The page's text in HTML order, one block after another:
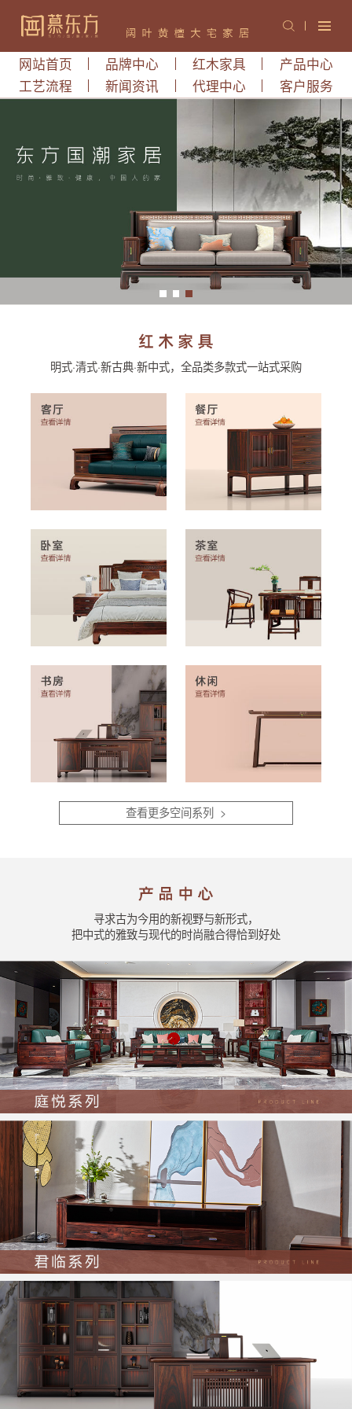
网站首页 品牌中心 红木家具
产品中心
工艺流程
新闻资讯 代理中心 客户服务
明式·清式·新古典·新中式，全品类多款式一站式采购
查看更多空间系列 >
寻求古为今用的新视野与新形式，
把中式的雅致与现代的时尚融合得恰到好处